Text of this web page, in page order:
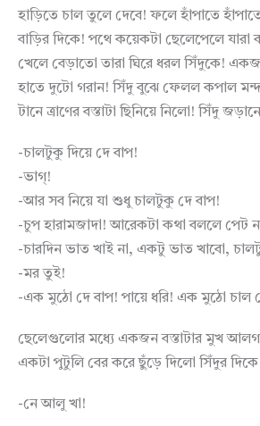
হাড়িতে চাল তুলে দেবে! ফলে হাঁপাতে
বাড়ির দিকে! পথে কয়েকটা ছেলেপেলে
খেলে বেড়াতো তারা ঘিরে ধরল সিঁদুকে!
হাতে দুটো গরান! সিঁদু বুঝে ফেলল কপাল
টানে ত্রাণের বস্তাটা ছিনিয়ে নিলো! সিঁদু
-চালটুকু দিয়ে দে বাপ!
-ভাগ্‌!
-আর সব নিয়ে যা শুধু চালটুকু দে বাপ!
-চুপ হারামজাদা! আরেকটা কথা বললে পেট
-চারদিন ভাত খাই না, একটু ভাত খাবো,
-মর তুই!
-এক মুঠো দে বাপ! পায়ে ধরি! এক মুঠো চাল
ছেলেগুলোর মধ্যে একজন বস্তাটার মুখ
একটা পুটুলি বের করে ছুঁড়ে দিলো সিঁদুর
-নে আলু খা!